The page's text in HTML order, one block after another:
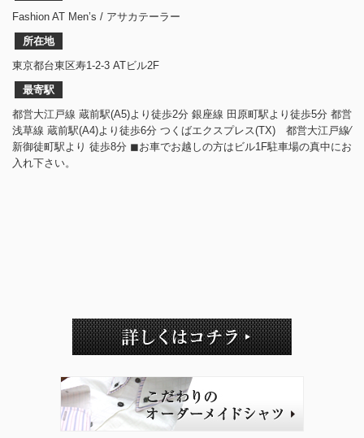
Fashion AT Men’s / アサカテーラー
所在地
東京都台東区寿1-2-3 ATビル2F
最寄駅
都営大江戸線 蔵前駅(A5)より徒歩2分 銀座線 田原町駅より徒歩5分 都営
浅草線 蔵前駅(A4)より徒歩6分 つくばエクスプレス(TX) 都営大江戸線⁄
新御徒町駅より 徒歩8分 ◼︎お車でお越しの方はビル1F駐車場の真中にお
入れ下さい。